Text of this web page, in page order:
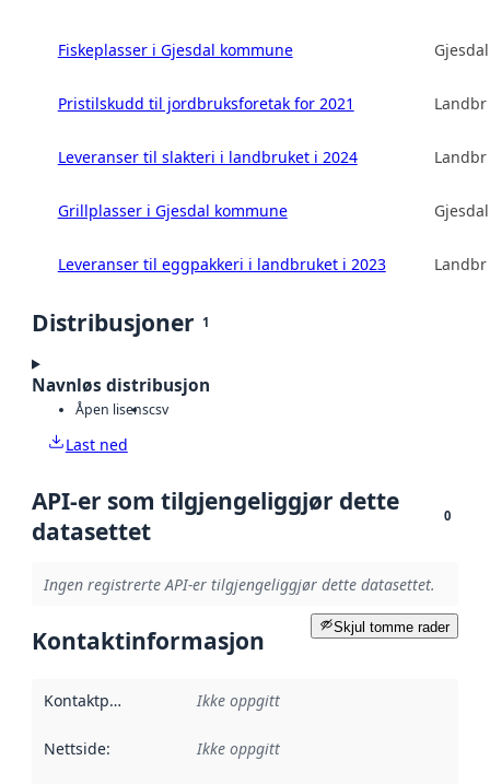
Fiskeplasser i Gjesdal kommune
Pristilskudd til jordbruksforetak for 2021
Leveranser til slakteri i landbruket i 2024
Grillplasser i Gjesdal kommune
Leveranser til eggpakkeri i landbruket i 2023
Distribusjoner 1
Navnløs distribusjon
Åpen lisenscsv
Last ned
API-er som tilgjengeliggjør dette
datasettet
0
Ingen registrerte API-er tilgjengeliggjør dette datasettet.
Skjul tomme rader
Kontaktinformasjon
Kontaktpunkt Ikke oppgitt
Nettside: Ikke oppgitt